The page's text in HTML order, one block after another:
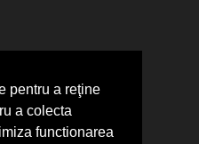
pentru a reţine
a colecta
functionarea